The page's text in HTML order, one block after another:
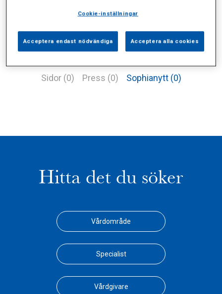
Sidor (0) Press (0) Sophianytt (0)
Hitta det du söker
Vårdområde
Specialist
Vårdgivare
Cookie-inställningar
Acceptera endast nödvändiga Acceptera alla cookies